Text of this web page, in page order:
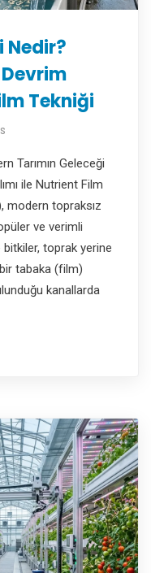
Nedir?
Tekniği
Tarımın Geleceği
ile Nutrient Film
modern topraksız
ve verimli
toprak yerine
tabaka (film)
kanallarda